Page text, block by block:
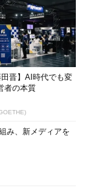
田晋】AI時代でも変
者の本質
み、新メディアを